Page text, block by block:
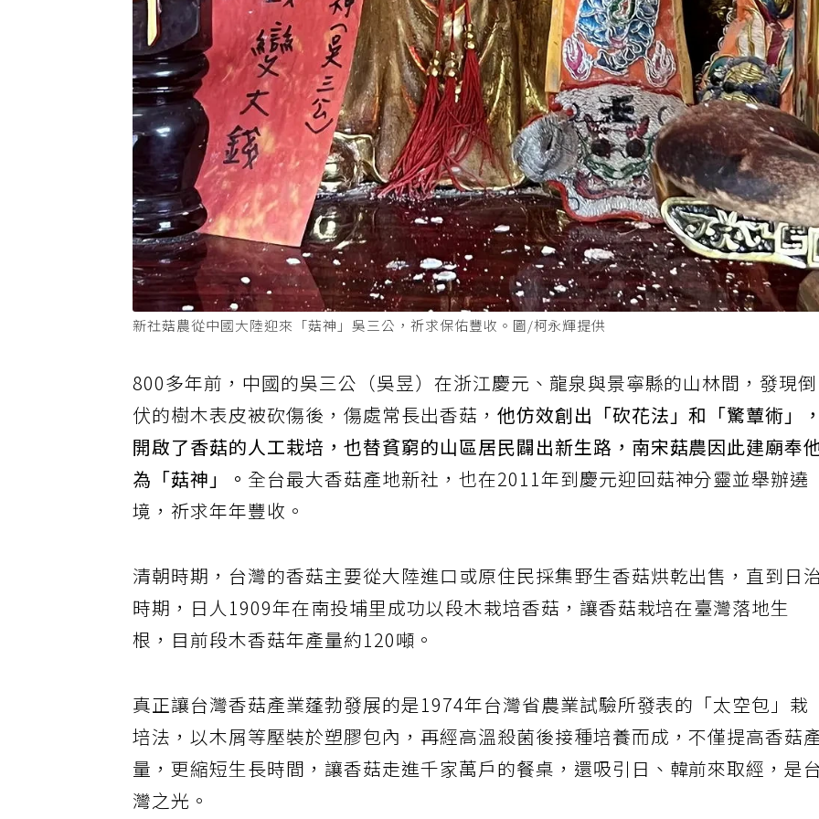
新社菇農從中國大陸迎來「菇神」吳三公，祈求保佑豐收。圖/柯永輝提供
800多年前，中國的吳三公（吳昱）在浙江慶元、龍泉與景寧縣的山林間，發現
伏的樹木表皮被砍傷後，傷處常長出香菇， 他仿效創出「砍花法」和「驚蕈術」
開啟了香菇的人工栽培，也替貧窮的山區居民闢出新生路，南宋菇農因此建廟奉
為「菇神」。 全台最大香菇產地新社，也在2011年到慶元迎回菇神分靈並舉辦遶
境，祈求年年豐收。
清朝時期，台灣的香菇主要從大陸進口或原住民採集野生香菇烘乾出售，直到日
時期，日人1909年在南投埔里成功以段木栽培香菇，讓香菇栽培在臺灣落地生
根，目前段木香菇年產量約120噸。
真正讓台灣香菇產業蓬勃發展的是1974年台灣省農業試驗所發表的「太空包」栽
培法，以木屑等壓裝於塑膠包內，再經高溫殺菌後接種培養而成，不僅提高香菇
量，更縮短生長時間，讓香菇走進千家萬戶的餐桌，還吸引日、韓前來取經，是